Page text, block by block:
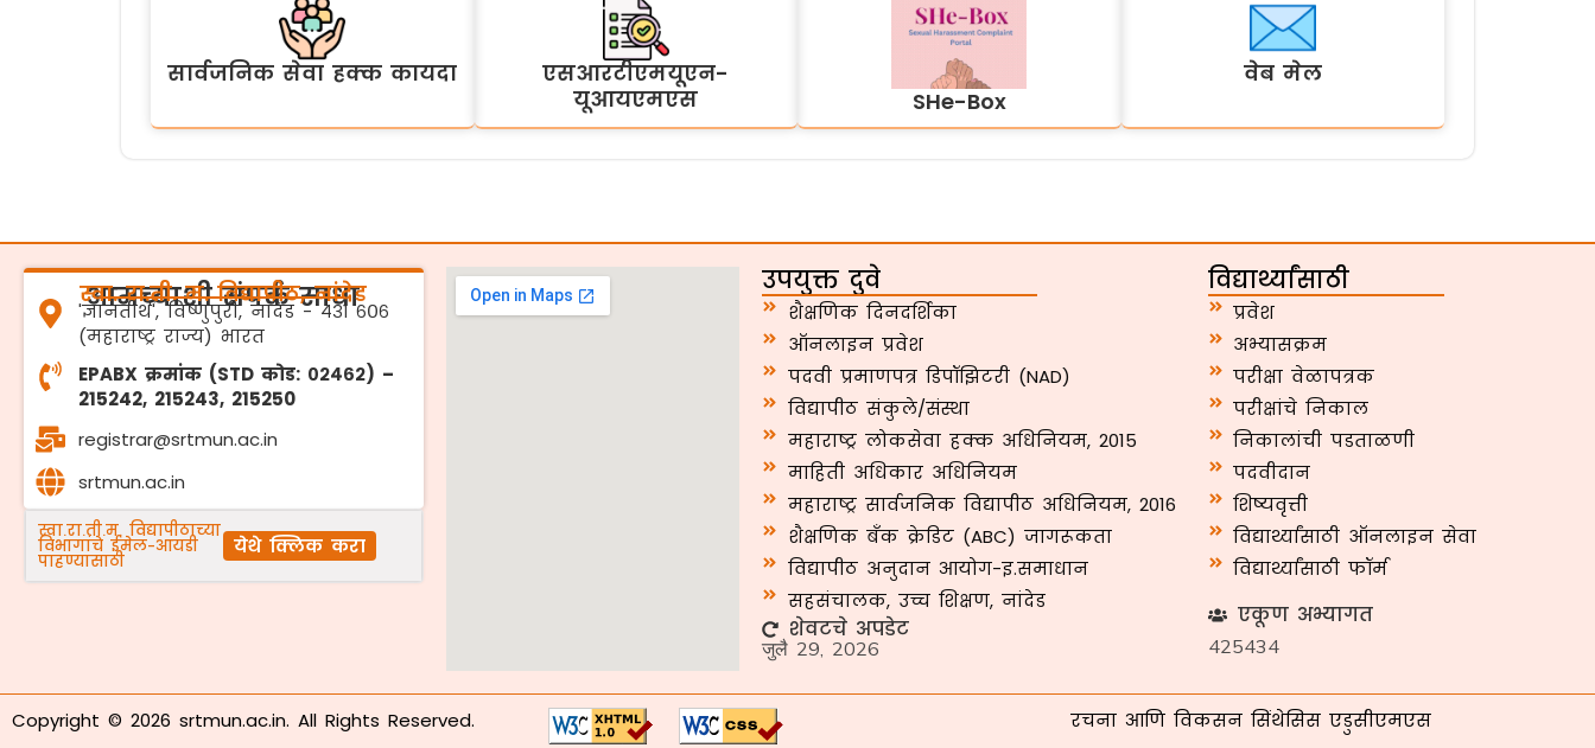
सार्वजनिक सेवा हक्क कायदा
एसआरटीएमयूएन-
यूआयएमएस
SHe-Box
वेब मेल
आमच्याशी संपर्क साधा
स्वा. रा.ती. म. विद्यापीठ, नांदेड
'ज्ञानतीर्थ', विष्णुपुरी, नांदेड - ४३१ ६०६
(महाराष्ट्र राज्य) भारत
EPABX क्रमांक (STD कोड: ०२४६२) –
215242, 215243, 215250
registrar@srtmun.ac.in
srtmun.ac.in
स्वा.रा.ती.म. विद्यापीठाच्या
विभागांचे ईमेल-आयडी
पाहण्यासाठी
येथे क्लिक करा
उपयुक्त दुवे
शैक्षणिक दिनदर्शिका
ऑनलाइन प्रवेश
पदवी प्रमाणपत्र डिपॉझिटरी (NAD)
विद्यापीठ संकुले/संस्था
महाराष्ट्र लोकसेवा हक्क अधिनियम, 2015
माहिती अधिकार अधिनियम
महाराष्ट्र सार्वजनिक विद्यापीठ अधिनियम, 2016
शैक्षणिक बँक क्रेडिट (ABC) जागरूकता
विद्यापीठ अनुदान आयोग-इ.समाधान
सहसंचालक, उच्च शिक्षण, नांदेड
शेवटचे अपडेट
जुलै 29, 2026
विद्यार्थ्यांसाठी
प्रवेश
अभ्यासक्रम
परीक्षा वेळापत्रक
परीक्षांचे निकाल
निकालांची पडताळणी
पदवीदान
शिष्यवृत्ती
विद्यार्थ्यांसाठी ऑनलाइन सेवा
विद्यार्थ्यांसाठी फॉर्म
एकूण अभ्यागत
425434
Copyright © 2026 srtmun.ac.in. All Rights Reserved. रचना आणि विकसन सिंथेसिस एडुसीएमएस